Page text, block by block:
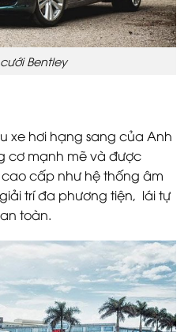
Bentley
xe hơi hạng sang của Anh
cơ mạnh mẽ và được
cấp như hệ thống âm
trí đa phương tiện, lái tự
toàn.